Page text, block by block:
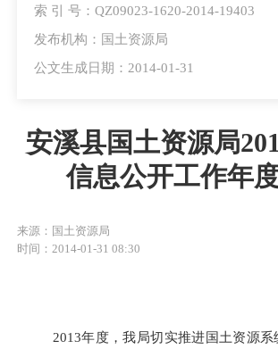
索 引 号：QZ09023-1620-2014-19403
发布机构：国土资源局
公文生成日期：2014-01-31
安溪县国土资源局
信息公开工作年
来源：国土资源局
时间：2014-01-31 08:30
2013年度，我局切实推进国土资源系